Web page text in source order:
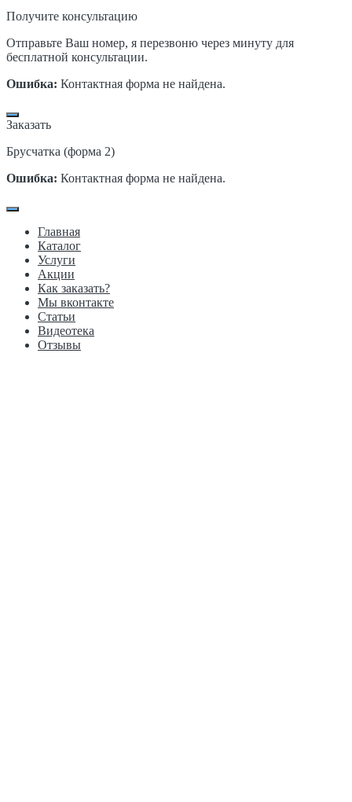
Получите консультацию
Отправьте Ваш номер, я перезвоню через минуту для
бесплатной консультации.
Ошибка: Контактная форма не найдена.
Заказать
Брусчатка (форма 2)
Ошибка: Контактная форма не найдена.
Главная
Каталог
Услуги
Акции
Как заказать?
Мы вконтакте
Статьи
Видеотека
Отзывы